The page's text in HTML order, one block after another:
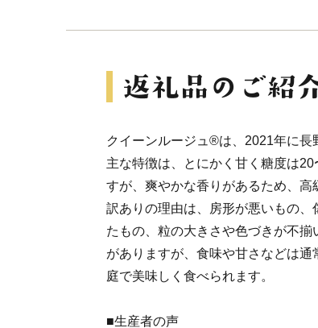
クイーンルージュ®は、2021年に長
主な特徴は、とにかく甘く糖度は
すが、爽やかな香りがあるため、高
訳ありの理由は、房形が悪いもの
たもの、粒の大きさや色づきが不
がありますが、食味や甘さなどは
庭で美味しく食べられます。
■生産者の声